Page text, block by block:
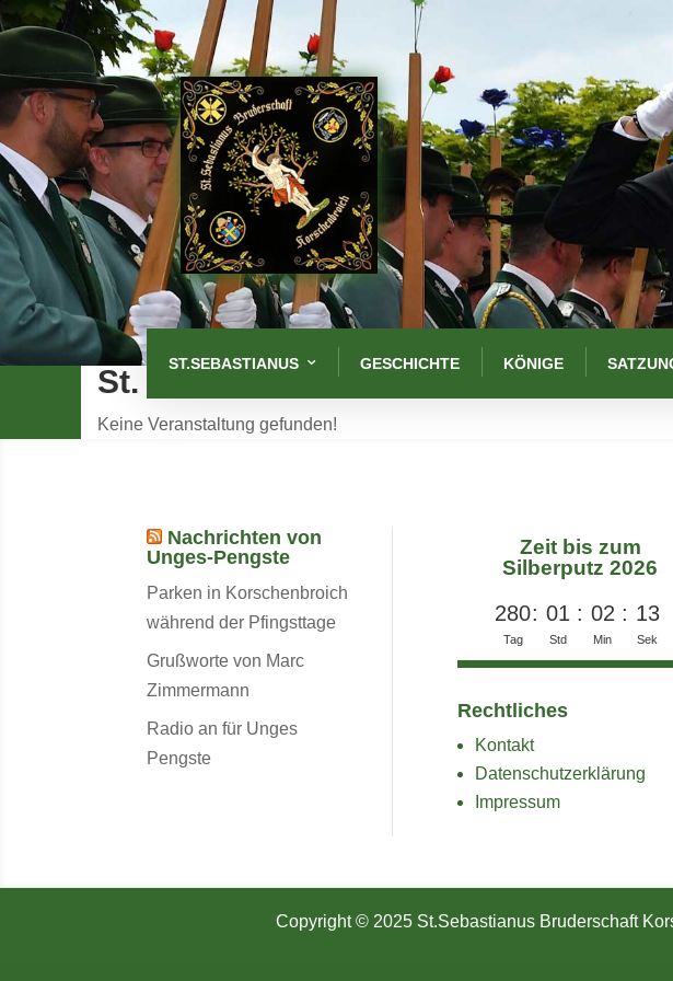
ST.SEBASTIANUS GESCHICHTE KÖNIGE
St. Sebastianus
Keine Veranstaltung gefunden!
Nachrichten von
Unges-Pengste
Parken in Korschenbroich
während der Pfingsttage
Grußworte von Marc
Zimmermann
Radio an für Unges
Pengste
Zeit bis zum
Silberputz 2026
280
Tag
: 01
Std
: 02
Min
: 13
Sek
Rechtliches
Kontakt
Datenschutzerklärung
Impressum
Copyright © 2025 St.Sebastianus Bruderschaft